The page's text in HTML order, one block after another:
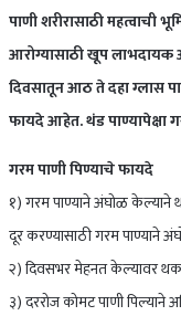
पाणी शरीरासाठी महत्वाची
आरोग्यासाठी खूप लाभदायक
दिवसातून आठ ते दहा ग्लास
फायदे आहेत. थंड
गरम पाणी पिण्याचे फायदे
१) गरम पाण्याने अंघोळ केल्याने
दूर करण्यासाठी गरम पाण्याने
२) दिवसभर मेहनत केल्यावर
३) दररोज कोमट पाणी पिल्याने